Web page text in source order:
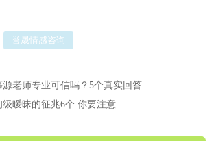
誉晟情感咨询
源老师专业可信吗？5个真实回答
级暧昧的征兆6个:你要注意